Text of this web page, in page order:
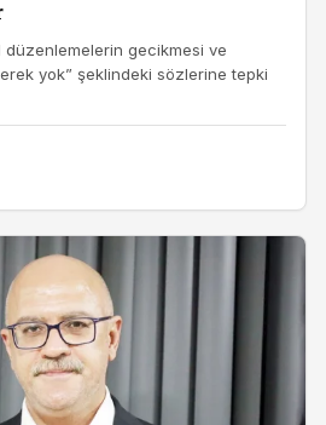
gecikmesi ve
yok” şeklindeki sözlerine tepki